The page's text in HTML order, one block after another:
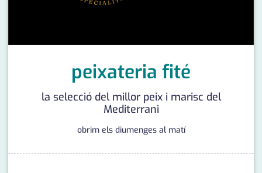
reportatge
salut
peixateria fité
la selecció del millor peix i marisc del
Mediterrani
obrim els diumenges al matí